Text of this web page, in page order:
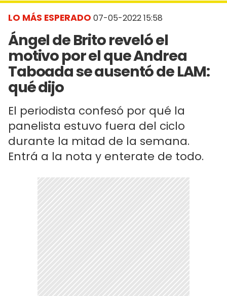
LO MÁS ESPERADO 07-05-2022 15:58
Ángel de Brito reveló el
motivo por el que Andrea
Taboada se ausentó de LAM:
qué dijo
El periodista confesó por qué la
panelista estuvo fuera del ciclo
durante la mitad de la semana.
Entrá a la nota y enterate de todo.